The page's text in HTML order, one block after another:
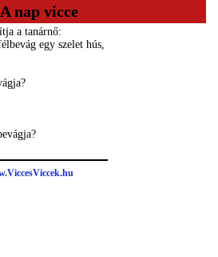
A nap vicce